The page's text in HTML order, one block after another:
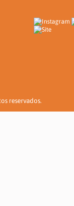
reservados.